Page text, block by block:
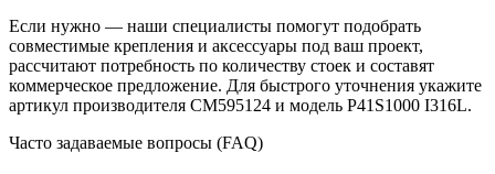
Если нужно — наши специалисты помогут подобрать
совместимые крепления и аксессуары под ваш проект,
рассчитают потребность по количеству стоек и составят
коммерческое предложение. Для быстрого уточнения укажите
артикул производителя CM595124 и модель P41S1000 I316L.
Часто задаваемые вопросы (FAQ)